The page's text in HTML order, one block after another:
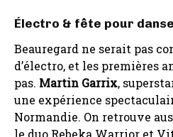
Électro & fête pour
Beauregard ne serait pas
d’électro, et les premières
pas. Martin Garrix,
une expérience
Normandie. On retrouve
le duo Rebeka Warrior et